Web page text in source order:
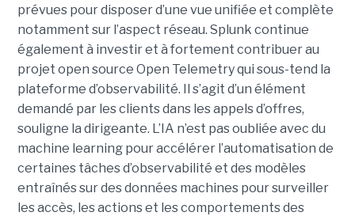
prévues pour disposer d’une vue unifiée et complète
notamment sur l’aspect réseau. Splunk continue
également à investir et à fortement contribuer au
projet open source Open Telemetry qui sous-tend la
plateforme d’observabilité. Il s’agit d’un élément
demandé par les clients dans les appels d’offres,
souligne la dirigeante. L’IA n’est pas oubliée avec du
machine learning pour accélérer l’automatisation de
certaines tâches d’observabilité et des modèles
entraînés sur des données machines pour surveiller
les accès, les actions et les comportements des